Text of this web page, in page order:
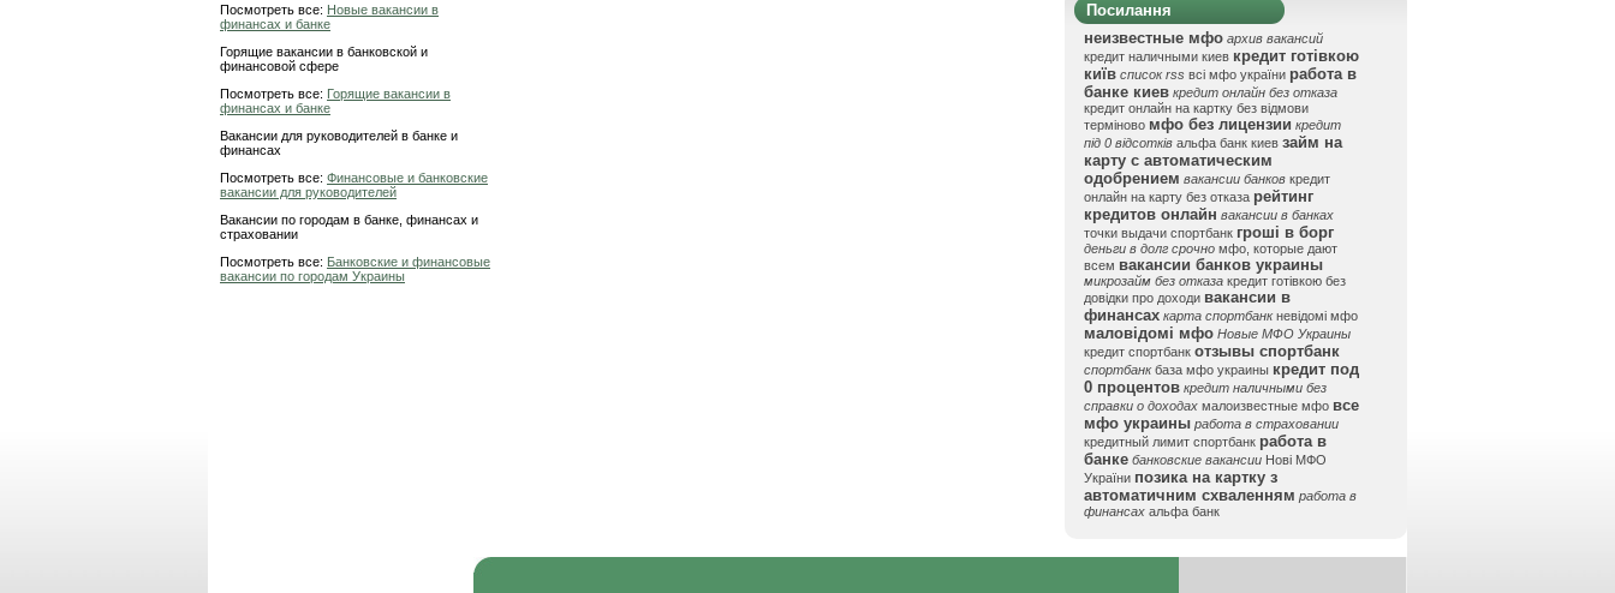
Посмотреть все: Новые вакансии в
финансах и банке
Горящие вакансии в банковской и
финансовой сфере
Посмотреть все: Горящие вакансии в
финансах и банке
Вакансии для руководителей в банке и
финансах
Посмотреть все: Финансовые и банковские
вакансии для руководителей
Вакансии по городам в банке, финансах и
страховании
Посмотреть все: Банковские и финансовые
вакансии по городам Украины
Посилання
неизвестные мфо архив вакансий
кредит наличными киев кредит готівкою
київ список rss всі мфо україни работа в
банке киев кредит онлайн без отказа
кредит онлайн на картку без відмови
терміново мфо без лицензии кредит
під 0 відсотків альфа банк киев займ на
карту с автоматическим
одобрением вакансии банков кредит
онлайн на карту без отказа рейтинг
кредитов онлайн вакансии в банках
точки выдачи спортбанк гроші в борг
деньги в долг срочно мфо, которые дают
всем вакансии банков украины
микрозайм без отказа кредит готівкою без
довідки про доходи вакансии в
финансах карта спортбанк невідомі мфо
маловідомі мфо Новые МФО Украины
кредит спортбанк отзывы спортбанк
спортбанк база мфо украины кредит под
0 процентов кредит наличными без
справки о доходах малоизвестные мфо все
мфо украины работа в страховании
кредитный лимит спортбанк работа в
банке банковские вакансии Нові МФО
України позика на картку з
автоматичним схваленням работа в
финансах альфа банк